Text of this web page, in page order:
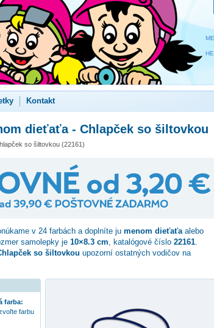
Kontakt
dieťaťa - Chlapček so šiltovkou
so šiltovkou (22161)
v 24 farbách a doplníte ju menom dieťaťaalebo
samolepky je 10×8.3 cm, katalógové číslo 22161.
so šiltovkou upozorní ostatných vodičov na
farba:
farbu